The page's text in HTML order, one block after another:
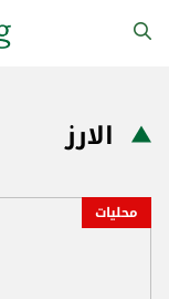
الارز
محليات